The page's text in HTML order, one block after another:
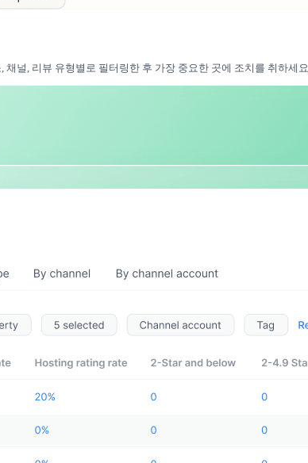
널, 리뷰 유형별로 필터링한 후 가장 중요한 곳에 조치를 취하세요.